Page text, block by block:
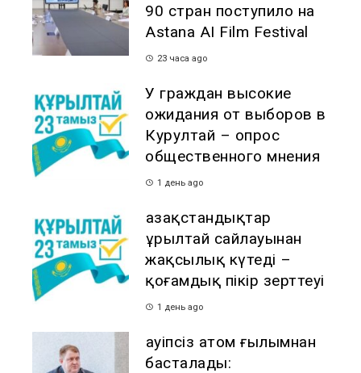
90 стран поступило на
Astana AI Film Festival
23 часа ago
У граждан высокие
ожидания от выборов в
Курултай – опрос
общественного мнения
1 день ago
Қазақстандықтар
Құрылтай сайлауынан
жақсылық күтеді –
қоғамдық пікір зерттеуі
1 день ago
Қауіпсіз атом ғылымнан
басталады: